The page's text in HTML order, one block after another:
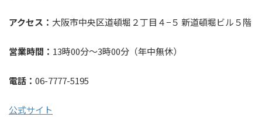
アクセス： 大阪市中央区道頓堀２丁目４−５ 新道頓堀ビル５階
営業時間： 13時00分～3時00分（年中無休）
電話： 06-7777-5195
公式サイト